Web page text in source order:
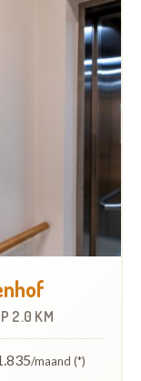
2.0 KM
/maand (*)